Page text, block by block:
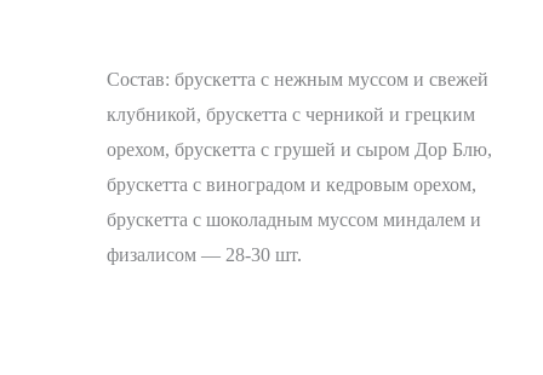
Состав: брускетта с нежным муссом и свежей
клубникой, брускетта с черникой и грецким
орехом, брускетта с грушей и сыром Дор Блю,
брускетта с виноградом и кедровым орехом,
брускетта с шоколадным муссом миндалем и
физалисом — 28-30 шт.